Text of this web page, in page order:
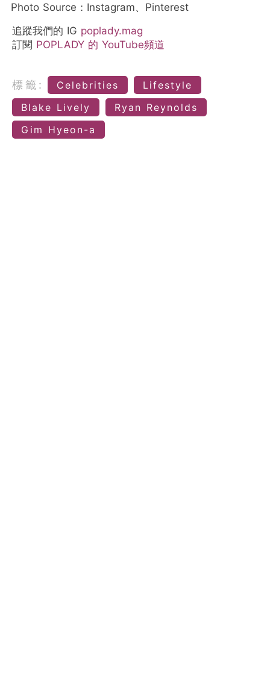
Photo Source：Instagram、Pinterest
追蹤我們的 IG poplady.mag
訂閱 POPLADY 的 YouTube頻道
標籤: Celebrities
Lifestyle
Blake Lively
Ryan Reynolds
Gim Hyeon-a